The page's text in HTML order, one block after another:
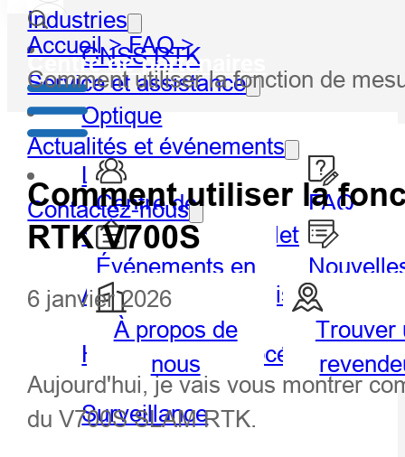
GNSS RTK
Optique
LiDAR
SIG portable et tablette
Agriculture de précision
Hydrographie et océanographie
Surveillance
Industries
Géospatiale
Service et assistance
Centre de
partenaires
FAQ
Actualités et événements
Événements en
vedette
Contactez-nous
À propos de
nous
Trouver
Centre de partenaires
Accueil >FAQ >
Comment utiliser la fonction de
Comment utiliser la
RTK V700S
6 janvier 2026
Aujourd'hui, je vais vous montrer
du V700S SLAM RTK.